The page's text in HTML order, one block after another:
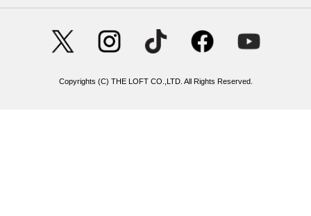
Copyrights (C) THE LOFT CO.,LTD. All Rights Reserved.